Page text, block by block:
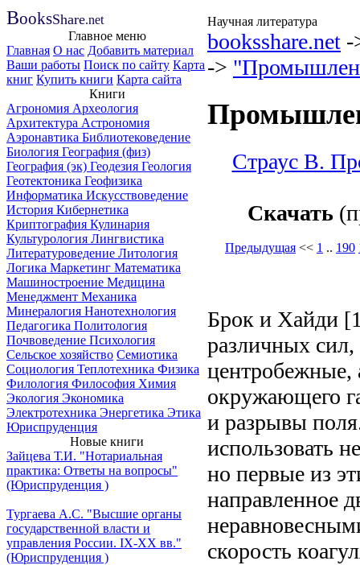
BooksShare.net
Научная литература
Главное меню
Главная О нас Добавить материал
Ваши работы Поиск по сайту Карта
книг Купить книги Карта сайта
Книги
Агрономия Археология
Архитектура Астрономия
Аэронавтика Библиотековедение
Биология География (физ)
География (эк) Геодезия Геология
Геотектоника Геофизика
Информатика Искусствоведение
История Кибернетика
Криптография Кулинария
Культурология Лингвистика
Литературоведение Литология
Логика Маркетинг Математика
Машиностроение Медицина
Менеджмент Механика
Минералогия Нанотехнология
Педагогика Политология
Почвоведение Психология
Сельское хозяйство Семиотика
Социология Теплотехника Физика
Филология Философия Химия
Экология Экономика
Электротехника Энергетика Этика
Юриспруденция
Новые книги
Зайцева Т.И. "Нотариальная
практика: Ответы на вопросы"
(Юриспруденция )
Тургаева А.С. "Высшие органы
государственной власти и
управления России. IХ-ХХ вв."
(Юриспруденция )
booksshare.net
->
Страус В.
Скачать
Предыдущая << 1 .. 190
Брок и Хайди
различных
центробежные,
окружающего
и разрывы
использовать
но первые из
направленное
скорость